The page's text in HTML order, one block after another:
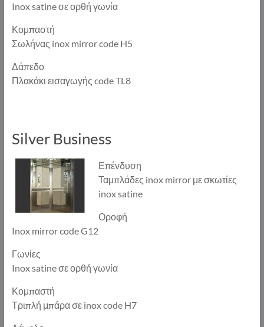
Inox satine σε ορθή γωνία
Κομπαστή
Σωλήνας inox mirror code H5
Δάπεδο
Πλακάκι εισαγωγής code TL8
Silver Business
Επένδυση
Ταμπλάδες inox mirror με σκωτίες
inox satine
Οροφή
Inox mirror code G12
Γωνίες
Inox satine σε ορθή γωνία
Κομπαστή
Τριπλή μπάρα σε inox code H7